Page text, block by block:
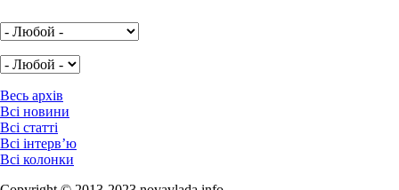
Весь архів
Всі новини
Всі статті
Всі інтерв’ю
Всі колонки